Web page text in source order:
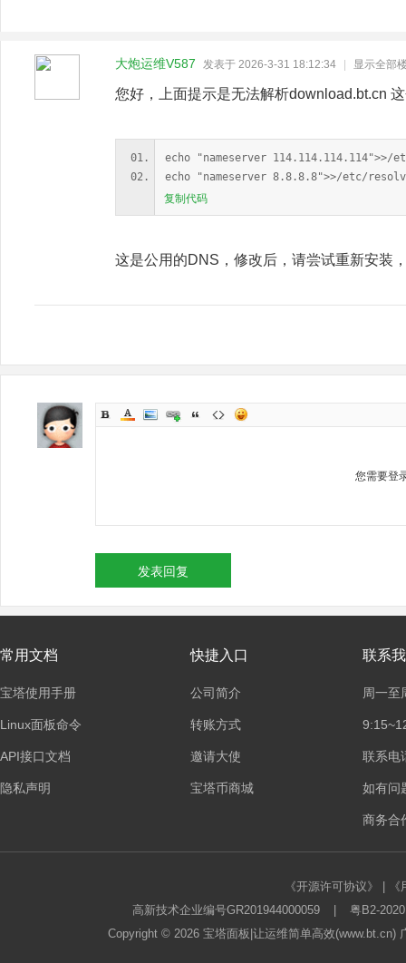
大炮运维V587 发表于 2026-3-31 18:12:34 显示全部
您好，上面提示是无法解析download.bt.cn
echo "nameserver 114.114.114.114">>/
echo "nameserver 8.8.8.8">>/etc/
复制代码
这是公用的DNS，修改后，请尝试重新安装
您需要登
发表回复
常用文档
宝塔使用手册
Linux面板命令
API接口文档
隐私声明
快捷入口
公司简介
转账方式
邀请大使
宝塔币商城
联系
周一至
联系电
如有问
商务合
《开源许可协议》
高新技术企业编号GR201944000059
粤B2-
Copyright © 2026 宝塔面板 |让运维简单高效